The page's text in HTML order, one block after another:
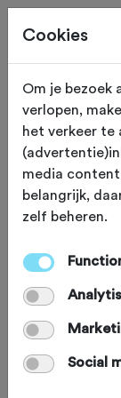
Je
weg. Bedankt!
Wat vond je
Cookies
Om je bezoek
verlopen,
het verkeer te
media
belangrijk,
zelf beheren.
Social